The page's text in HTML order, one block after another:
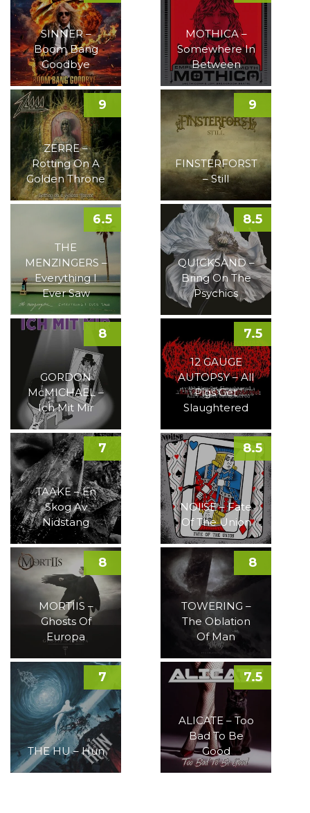
SINNER –
Boom Bang
Goodbye
MOTHICA –
Somewhere In
Between
ZERRE –
Rotting On A
Golden Throne
9
FINSTERFORST
– Still
9
THE
MENZINGERS –
Everything I
Ever Saw
6.5
QUICKSAND –
Bring On The
Psychics
8.5
GORDON
McMICHAEL –
Ich Mit Mir
8
12 GAUGE
AUTOPSY – All
Pigs Get
Slaughtered
7.5
TAAKE – En
Skog Av
Nidstang
7
NOI!SE – Fate
Of The Union
8.5
MORTIIS –
Ghosts Of
Europa
8
TOWERING –
The Oblation
Of Man
8
THE HU – Hun
7
ALICATE – Too
Bad To Be
Good
7.5